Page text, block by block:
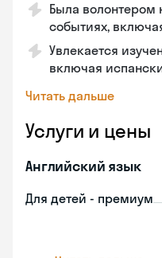
Была
событиях, включая
Увлекается
включая
Читать дальше
Услуги и цены
Английский язык
Для детей - премиум